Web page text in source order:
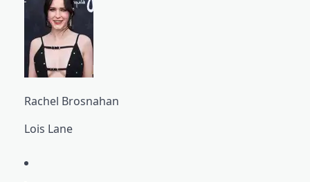
Rachel Brosnahan
Lois Lane